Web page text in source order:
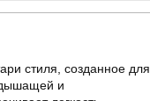
стиля, созданное для
дышащей и